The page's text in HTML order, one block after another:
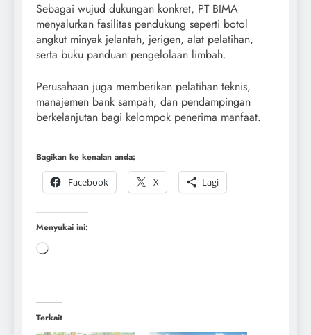
Sebagai wujud dukungan konkret, PT BIMA
menyalurkan fasilitas pendukung seperti botol
angkut minyak jelantah, jerigen, alat pelatihan,
serta buku panduan pengelolaan limbah.
Perusahaan juga memberikan pelatihan teknis,
manajemen bank sampah, dan pendampingan
berkelanjutan bagi kelompok penerima manfaat.
Bagikan ke kenalan anda:
Facebook
X Lagi
Menyukai ini:
Terkait